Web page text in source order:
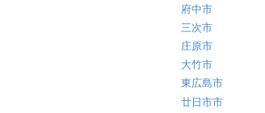
府中市
三次市
庄原市
大竹市
東広島市
廿日市市